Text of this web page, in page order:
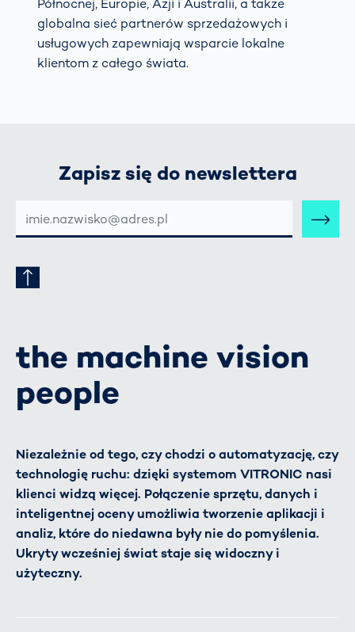
Północnej, Europie, Azji i Australii, a także
globalna sieć partnerów sprzedażowych i
usługowych zapewniają wsparcie lokalne
klientom z całego świata.
Zapisz się do newslettera
MAIL-
ADRESSE
the machine vision
people
Niezależnie od tego, czy chodzi o automatyzację, czy
technologię ruchu: dzięki systemom VITRONIC nasi
klienci widzą więcej. Połączenie sprzętu, danych i
inteligentnej oceny umożliwia tworzenie aplikacji i
analiz, które do niedawna były nie do pomyślenia.
Ukryty wcześniej świat staje się widoczny i
użyteczny.